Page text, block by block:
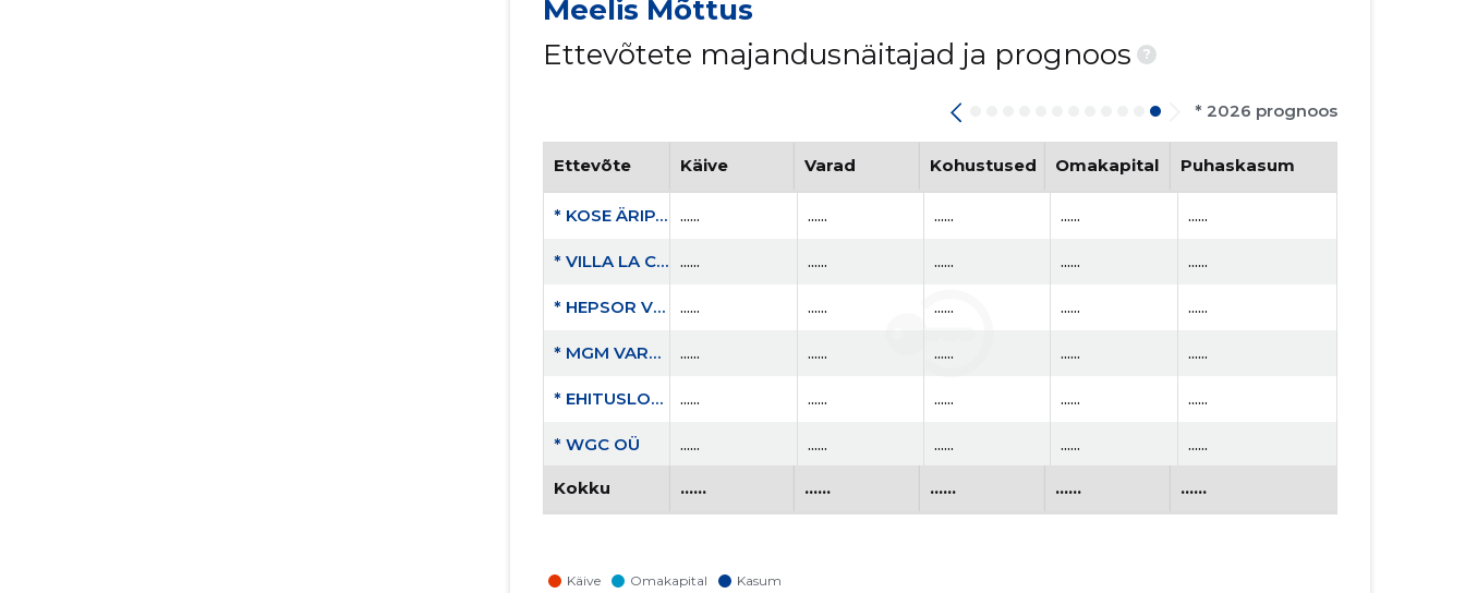
Meelis Mõttus
Ettevõtete majandusnäitajad ja prognoos
?
* 2026 prognoos
Ettevõte Käive Varad Kohustused Omakapital Puhaskasum
* KOSE ÄRIPARK OÜ ...... ...... ...... ...... ......
* VILLA LA CALA OÜ ...... ...... ...... ...... ......
* HEPSOR V7 OÜ ...... ...... ...... ...... ......
* MGM VARA OÜ ...... ...... ...... ...... ......
* EHITUSLOGISTIK OÜ ...... ...... ...... ...... ......
* WGC OÜ ...... ...... ...... ...... ......
...... ...... ...... ...... ......
Kokku ...... ...... ...... ...... ......